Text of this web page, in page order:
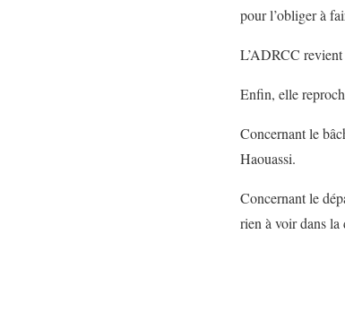
pour l’obliger à
L’ADRCC
Enfin, elle
Concernant le
Haouassi.
Concernant le
rien à voir dans la